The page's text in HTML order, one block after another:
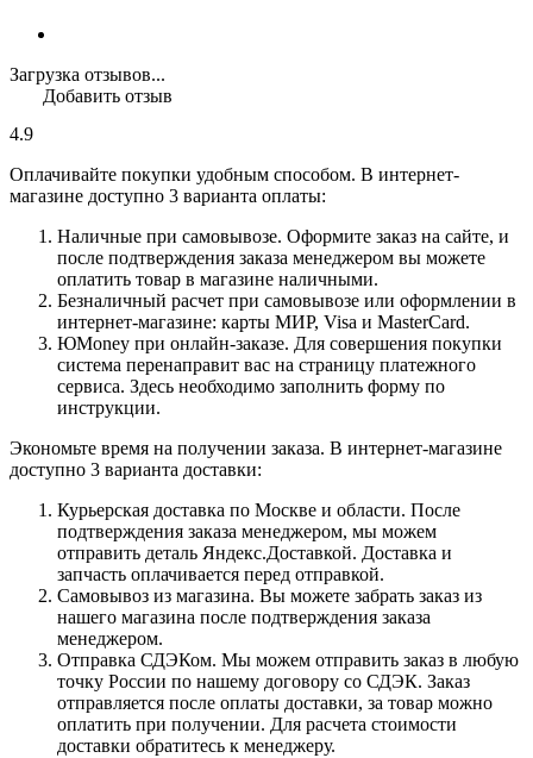
Загрузка отзывов...
4.9
Добавить отзыв
Оплачивайте покупки удобным способом. В интернет-
магазине доступно 3 варианта оплаты:
Наличные при самовывозе. Оформите заказ на сайте, и
после подтверждения заказа менеджером вы можете
оплатить товар в магазине наличными.
Безналичный расчет при самовывозе или оформлении в
интернет-магазине: карты МИР, Visa и MasterCard.
ЮMoney при онлайн-заказе. Для совершения покупки
система перенаправит вас на страницу платежного
сервиса. Здесь необходимо заполнить форму по
инструкции.
Экономьте время на получении заказа. В интернет-магазине
доступно 3 варианта доставки:
Курьерская доставка по Москве и области. После
подтверждения заказа менеджером, мы можем
отправить деталь Яндекс.Доставкой. Доставка и
запчасть оплачивается перед отправкой.
Самовывоз из магазина. Вы можете забрать заказ из
нашего магазина после подтверждения заказа
менеджером.
Отправка СДЭКом. Мы можем отправить заказ в любую
точку России по нашему договору со СДЭК. Заказ
отправляется после оплаты доставки, за товар можно
оплатить при получении. Для расчета стоимости
доставки обратитесь к менеджеру.